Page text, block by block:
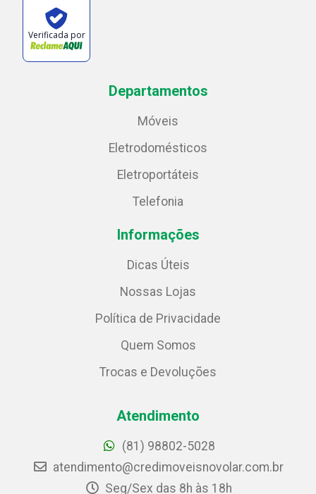
Verificada por
Departamentos
Móveis
Eletrodomésticos
Eletroportáteis
Telefonia
Informações
Dicas Úteis
Nossas Lojas
Política de Privacidade
Quem Somos
Trocas e Devoluções
Atendimento
(81) 98802-5028
atendimento@credimoveisnovolar.com.br
Seg/Sex das 8h às 18h